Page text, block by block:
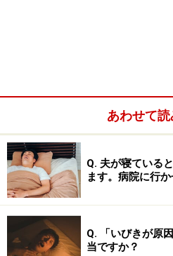
＜目次＞
そもそも耳鳴りとは・耳鳴
あわせて
Q. 夫が寝ている
ます。病院に行
Q. 「いびきが原
当ですか？